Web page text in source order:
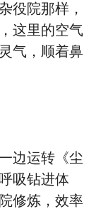
役院那样，
这里的空气
气，顺着鼻
边运转《尘
吸钻进体
修炼，效率